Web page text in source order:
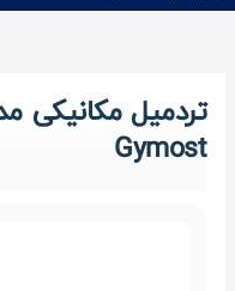
Gymost